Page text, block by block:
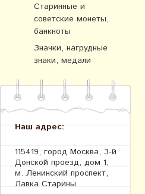
Старинные и
советские монеты,
банкноты
Значки, нагрудные
знаки, медали
Наш адрес:
115419, город Москва, 3-й
Донской проезд, дом 1,
м. Ленинский проспект,
Лавка Старины